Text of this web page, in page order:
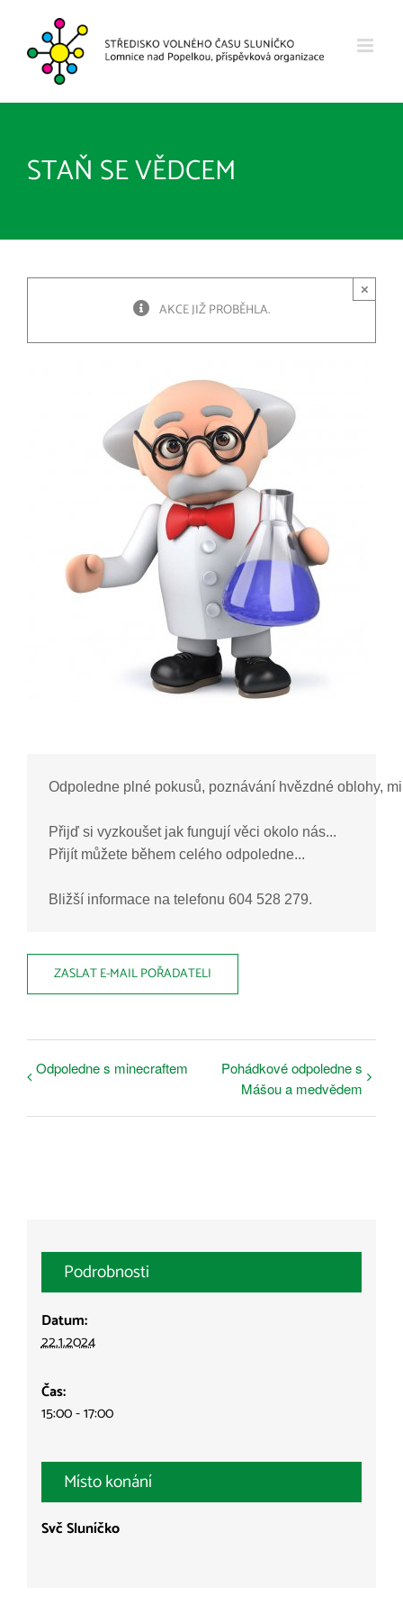
obsah
STAŇ SE VĚDCEM
AKCE JIŽ PROBĚHLA.
×
Odpoledne plné pokusů, poznávání hvězdné oblohy,
Přijď si vyzkoušet jak fungují věci okolo nás...
Přijít můžete během celého odpoledne...
Bližší informace na telefonu 604 528 279.
ZASLAT E-MAIL POŘADATELI
Odpoledne s minecraftem
Pohádkové odpoledne s
Mášou a medvědem
Podrobnosti
Datum:
22.1.2024
Čas:
15:00 - 17:00
Místo konání
Svč Sluníčko